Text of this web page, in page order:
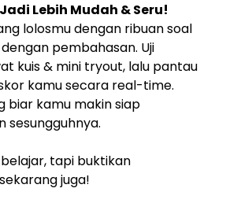
Lebih Mudah & Seru!
lolosmu dengan ribuan soal
pembahasan. Uji
kuis & mini tryout, lalu pantau
kamu secara real-time.
biar kamu makin siap
sesungguhnya.
tapi buktikan
juga!